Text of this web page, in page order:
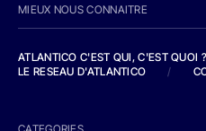
MIEUX NOUS CONNAITRE
ATLANTICO C'EST QUI, C'EST QUOI ?
LE RESEAU D'ATLANTICO
/